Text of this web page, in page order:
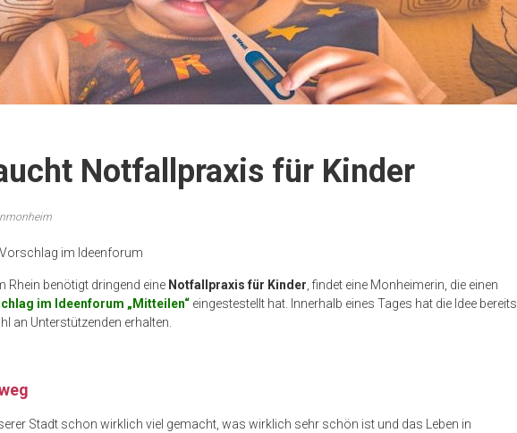
Notfallpraxis für Kinder
im Ideenforum
Rhein benötigt dringend eine Notfallpraxis für Kinder , findet eine Monheimerin, die einen
im Ideenforum „Mitteilen“ eingestestellt hat. Innerhalb eines Tages hat die Idee bereits
an Unterstützenden erhalten.
Stadt schon wirklich viel gemacht, was wirklich sehr schön ist und das Leben in